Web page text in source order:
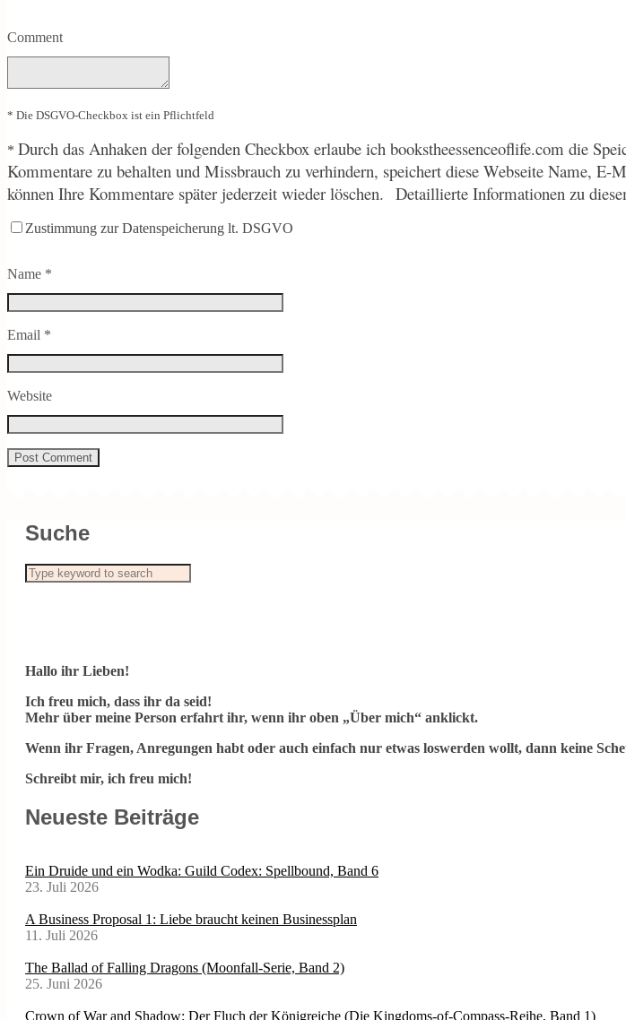
Comment
* Die DSGVO-Checkbox ist ein Pflichtfeld
* Durch das Anhaken der folgenden Checkbox erlaube ich bookstheessenceoflife.com die
Kommentare zu behalten und Missbrauch zu verhindern, speichert diese Webseite Name,
können Ihre Kommentare später jederzeit wieder löschen. Detaillierte Informationen zu
Zustimmung zur Datenspeicherung lt. DSGVO
Name *
Email *
Website
Suche
Hallo ihr Lieben!
Ich freu mich, dass ihr da seid!
Mehr über meine Person erfahrt ihr, wenn ihr oben „Über mich“ anklickt.
Wenn ihr Fragen, Anregungen habt oder auch einfach nur etwas loswerden wollt, dann keine
Schreibt mir, ich freu mich!
Neueste Beiträge
Ein Druide und ein Wodka: Guild Codex: Spellbound, Band 6
23. Juli 2026
A Business Proposal 1: Liebe braucht keinen Businessplan
11. Juli 2026
The Ballad of Falling Dragons (Moonfall-Serie, Band 2)
25. Juni 2026
Crown of War and Shadow: Der Fluch der Königreiche (Die Kingdoms-of-Compass-Reihe, Band 1)